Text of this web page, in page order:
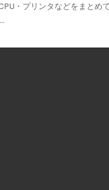
・プリンタなどをまとめ